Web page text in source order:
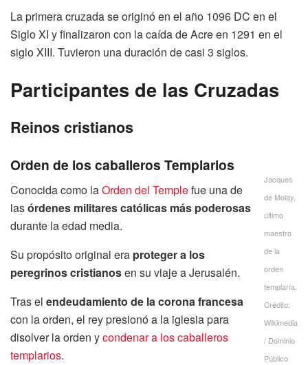
La primera cruzada se originó en el año 1096 DC en el
Siglo XI y finalizaron con la caída de Acre en 1291 en el
siglo XIII. Tuvieron una duración de casi 3 siglos.
Participantes de las Cruzadas
Reinos cristianos
Jacques
de Molay,
último
maestro
de la
orden
templaría.
Crédito:
Wikimedia
/ Dominio
Público
Orden de los caballeros Templarios
Conocida como laOrden del Templefue una de
lasórdenes militares católicas más poderosas
durante la edad media.
Su propósito original era proteger a los
peregrinos cristianosen su viaje a Jerusalén.
Tras el endeudamiento de la corona francesa
con la orden, el rey presionó a la iglesia para
disolver la orden ycondenar a los caballeros
templarios.